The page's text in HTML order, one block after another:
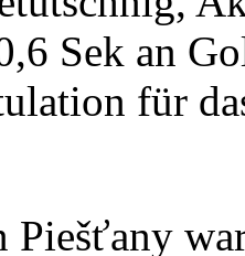
Sek an
für
Piešťany